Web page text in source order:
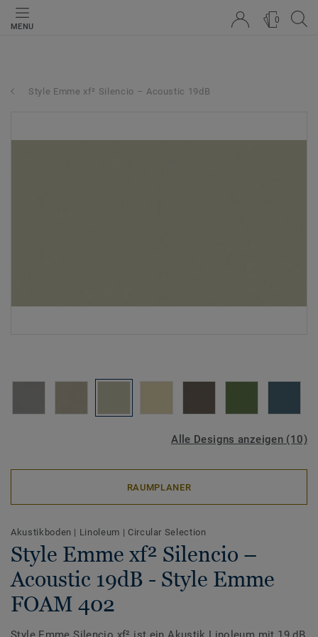
MENU
0
Style Emme xf² Silencio – Acoustic 19dB
Alle Designs anzeigen (10)
RAUMPLANER
Akustikboden | Linoleum | Circular Selection
Style Emme xf² Silencio –
Acoustic 19dB - Style Emme
FOAM 402